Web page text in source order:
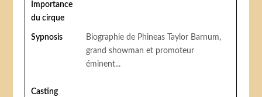
Importance
du cirque
Sypnosis
Biographie de Phineas Taylor Barnum,
grand showman et promoteur
éminent...
Casting